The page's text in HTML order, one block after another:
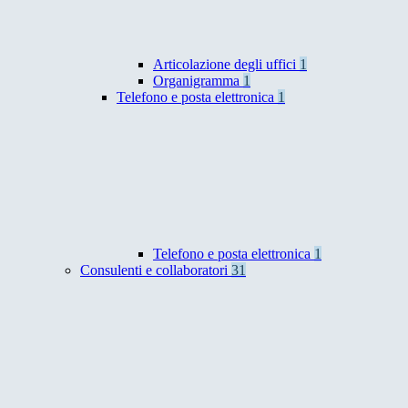
Articolazione degli uffici 1
Organigramma 1
Telefono e posta elettronica 1
Telefono e posta elettronica 1
Consulenti e collaboratori 31